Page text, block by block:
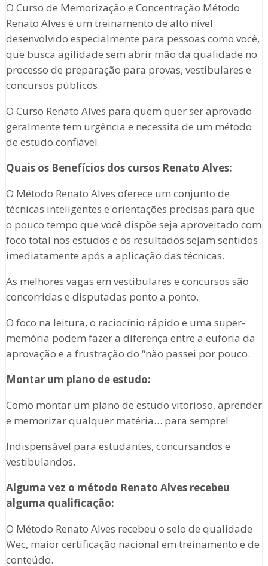
O Curso de Memorização e Concentração Método
Renato Alves é um treinamento de alto nível
desenvolvido especialmente para pessoas como você,
que busca agilidade sem abrir mão da qualidade no
processo de preparação para provas, vestibulares e
concursos públicos.
O Curso Renato Alves para quem quer ser aprovado
geralmente tem urgência e necessita de um método
de estudo confiável.
Quais os Benefícios dos cursos Renato Alves:
O Método Renato Alves oferece um conjunto de
técnicas inteligentes e orientações precisas para que
o pouco tempo que você dispõe seja aproveitado com
foco total nos estudos e os resultados sejam sentidos
imediatamente após a aplicação das técnicas.
As melhores vagas em vestibulares e concursos são
concorridas e disputadas ponto a ponto.
O foco na leitura, o raciocínio rápido e uma super-
memória podem fazer a diferença entre a euforia da
aprovação e a frustração do “não passei por pouco.
Montar um plano de estudo:
Como montar um plano de estudo vitorioso, aprender
e memorizar qualquer matéria… para sempre!
Indispensável para estudantes, concursandos e
vestibulandos.
Alguma vez o método Renato Alves recebeu
alguma qualificação:
O Método Renato Alves recebeu o selo de qualidade
Wec, maior certificação nacional em treinamento e de
conteúdo.